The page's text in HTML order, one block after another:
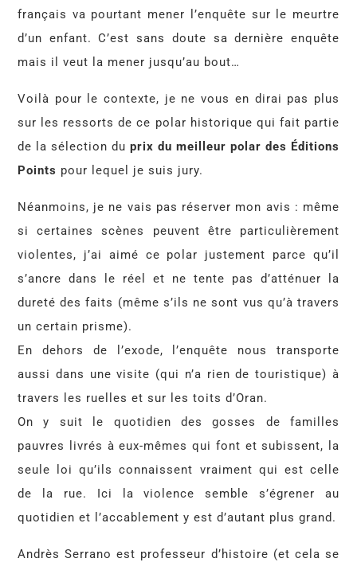
français va pourtant mener l’enquête sur le meurtre
d’un enfant. C’est sans doute sa dernière enquête
mais il veut la mener jusqu’au bout…
Voilà pour le contexte, je ne vous en dirai pas plus
sur les ressorts de ce polar historique qui fait partie
de la sélection du prix du meilleur polar des Éditions
Points pour lequel je suis jury.
Néanmoins, je ne vais pas réserver mon avis : même
si certaines scènes peuvent être particulièrement
violentes, j’ai aimé ce polar justement parce qu’il
s’ancre dans le réel et ne tente pas d’atténuer la
dureté des faits (même s’ils ne sont vus qu’à travers
un certain prisme).
En dehors de l’exode, l’enquête nous transporte
aussi dans une visite (qui n’a rien de touristique) à
travers les ruelles et sur les toits d’Oran.
On y suit le quotidien des gosses de familles
pauvres livrés à eux-mêmes qui font et subissent, la
seule loi qu’ils connaissent vraiment qui est celle
de la rue. Ici la violence semble s’égrener au
quotidien et l’accablement y est d’autant plus grand.
Andrès Serrano est professeur d’histoire (et cela se